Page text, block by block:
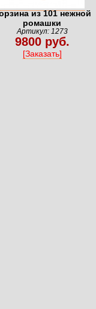
из 101 нежной
ромашки
Артикул: 1273
9800 руб.
[Заказать]